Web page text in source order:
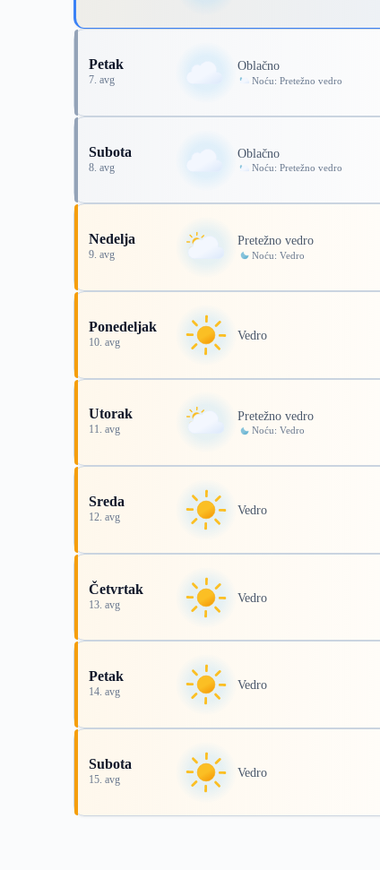
Petak
7. avg
Oblačno
Noću: Pretežno vedro
Subota
8. avg
Oblačno
Noću: Pretežno vedro
Nedelja
9. avg
Pretežno vedro
Noću: Vedro
Ponedeljak
10. avg Vedro
Utorak
11. avg
Pretežno vedro
Noću: Vedro
Sreda
12. avg Vedro
Četvrtak
13. avg Vedro
Petak
14. avg Vedro
Subota
15. avg Vedro